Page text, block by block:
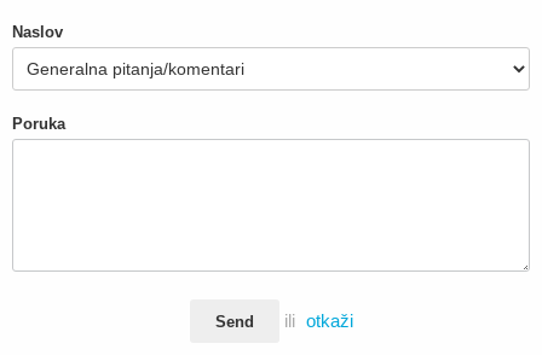
Naslov
Poruka
Send ili otkaži